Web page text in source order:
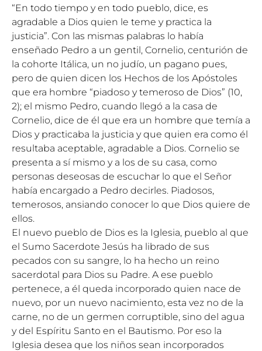
“En todo tiempo y en todo pueblo, dice, es
agradable a Dios quien le teme y practica la
justicia”. Con las mismas palabras lo había
enseñado Pedro a un gentil, Cornelio, centurión de
la cohorte Itálica, un no judío, un pagano pues,
pero de quien dicen los Hechos de los Apóstoles
que era hombre “piadoso y temeroso de Dios” (10,
2); el mismo Pedro, cuando llegó a la casa de
Cornelio, dice de él que era un hombre que temía a
Dios y practicaba la justicia y que quien era como él
resultaba aceptable, agradable a Dios. Cornelio se
presenta a sí mismo y a los de su casa, como
personas deseosas de escuchar lo que el Señor
había encargado a Pedro decirles. Piadosos,
temerosos, ansiando conocer lo que Dios quiere de
ellos.
El nuevo pueblo de Dios es la Iglesia, pueblo al que
el Sumo Sacerdote Jesús ha librado de sus
pecados con su sangre, lo ha hecho un reino
sacerdotal para Dios su Padre. A ese pueblo
pertenece, a él queda incorporado quien nace de
nuevo, por un nuevo nacimiento, esta vez no de la
carne, no de un germen corruptible, sino del agua
y del Espíritu Santo en el Bautismo. Por eso la
Iglesia desea que los niños sean incorporados